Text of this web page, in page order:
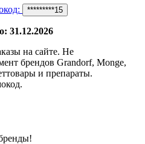
*********15
31.12.2026
на сайте. Не
брендов Grandorf, Monge,
и препараты.